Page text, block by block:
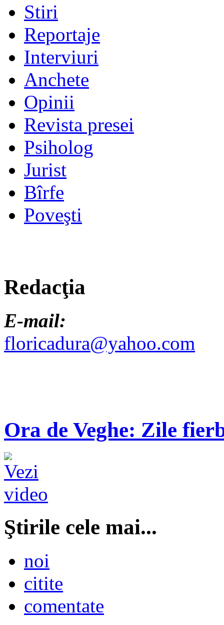
Stiri
Reportaje
Interviuri
Anchete
Opinii
Revista presei
Psiholog
Jurist
Bîrfe
Poveşti
Redacţia
E-mail:
floricadura@yahoo.com
Ora de Veghe: Zile
Ştirile cele mai...
noi
citite
comentate